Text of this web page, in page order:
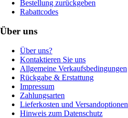
Bestellung zurückgeben
Rabattcodes
Über uns
Über uns?
Kontaktieren Sie uns
Allgemeine Verkaufsbedingungen
Rückgabe & Erstattung
Impressum
Zahlungsarten
Lieferkosten und Versandoptionen
Hinweis zum Datenschutz